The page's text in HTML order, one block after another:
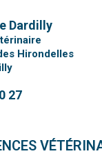
Dardilly
Hirondelles
27